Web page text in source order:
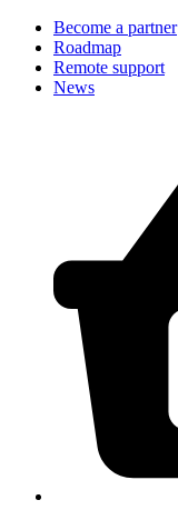
Become a partner
Roadmap
Remote support
News